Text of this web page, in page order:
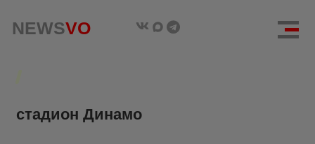
NEWSVO
NEWSVO
стадион Динамо